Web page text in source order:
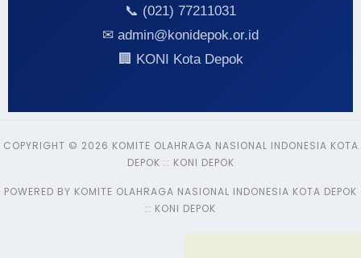
📞 (021) 77211031
✉ admin@konidepok.or.id
🏢 KONI Kota Depok
COPYRIGHT © 2026 KOMITE OLAHRAGA NASIONAL INDONESIA KOTA
DEPOK :: KONI DEPOK
POWERED BY KOMITE OLAHRAGA NASIONAL INDONESIA KOTA DEPOK
:: KONI DEPOK